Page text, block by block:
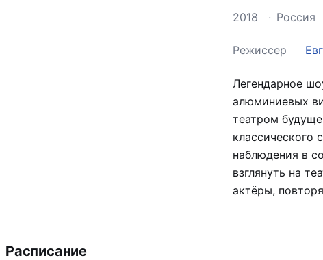
2018 · Россия
Режиссер
Легендарное
алюминиевых
театром
классического
наблюдения в
взглянуть на
актёры,
Расписание